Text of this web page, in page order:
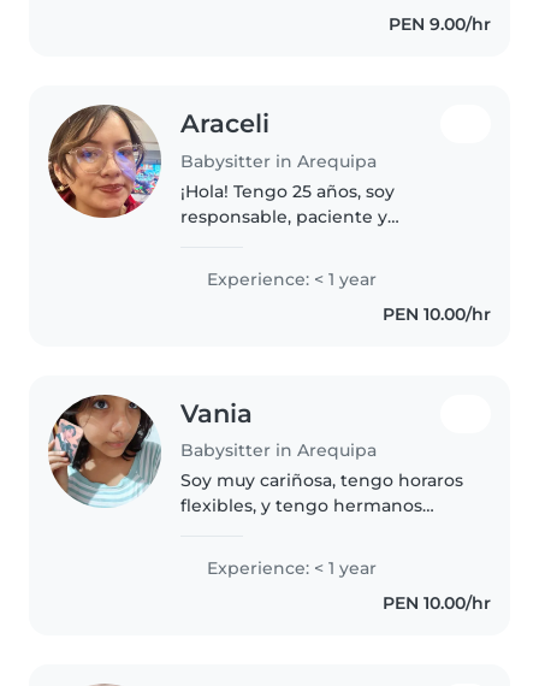
tengo habilidades como dibujar,..
PEN 9.00/hr
Araceli
Babysitter in Arequipa
¡Hola! Tengo 25 años, soy
responsable, paciente y
experiencia formal en cuidado
de niños, tengo habilidades
Experience: < 1 year
PEN 10.00/hr
Vania
Babysitter in Arequipa
Soy muy cariñosa, tengo horaros
flexibles, y tengo hermanos
relaciono muy bien con niños
Experience: < 1 year
PEN 10.00/hr